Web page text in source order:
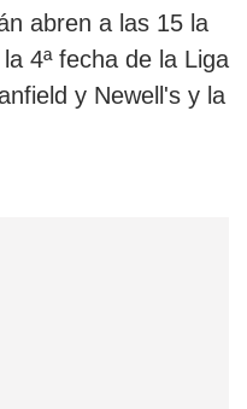
abren a las 15 la
4ª fecha de la Liga
y Newell's y la